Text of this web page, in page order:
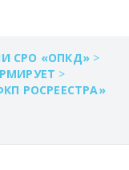
СРО «ОПКД» >
>
РОСРЕЕСТРА»